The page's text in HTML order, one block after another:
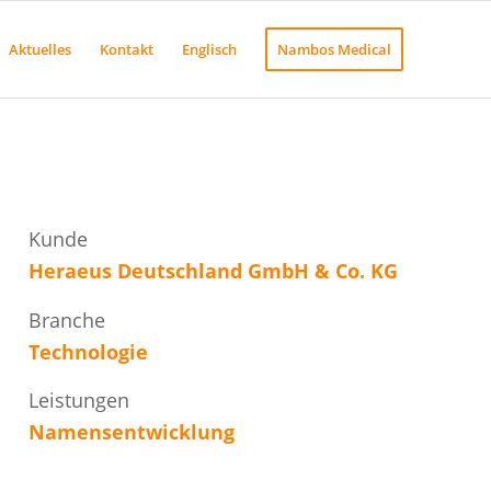
Aktuelles Kontakt Englisch Nambos Medical
Kunde
Heraeus Deutschland GmbH & Co. KG
Branche
Technologie
Leistungen
Namensentwicklung